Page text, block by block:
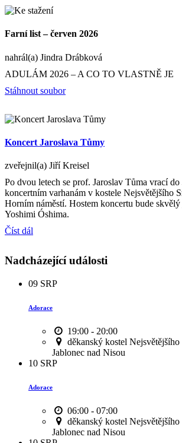
Farní list – červen 2026
nahrál(a) Jindra Drábková
ADULÁM 2026 – A CO TO VLASTNĚ JE
Stáhnout soubor
Koncert Jaroslava Tůmy
zveřejnil(a) Jiří Kreisel
Po dvou letech se prof. Jaroslav Tůma vrací
koncertním varhanám v kostele Nejsvětějšího
Horním náměstí. Hostem koncertu bude
Yoshimi Óshima.
Číst dál
Nadcházející události
09 SRP
Adorace
19:00 - 20:00
děkanský kostel Nejsvětějšího
Jablonec nad Nisou
10 SRP
Adorace
06:00 - 07:00
děkanský kostel Nejsvětějšího
Jablonec nad Nisou